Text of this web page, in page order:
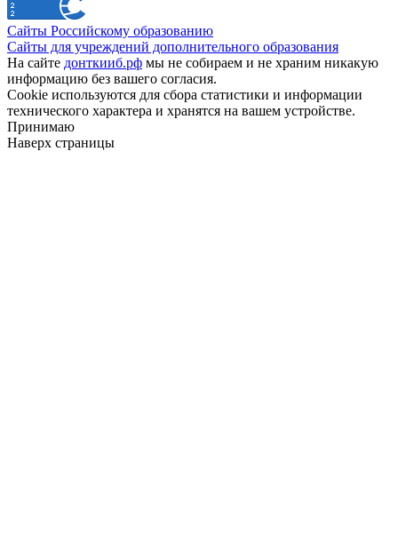
Сайты Российскому образованию
Сайты для учреждений дополнительного образования
На сайте донткииб.рф мы не собираем и не храним никакую
информацию без вашего согласия.
Cookie используются для сбора статистики и информации
технического характера и хранятся на вашем устройстве.
Принимаю
Наверх страницы